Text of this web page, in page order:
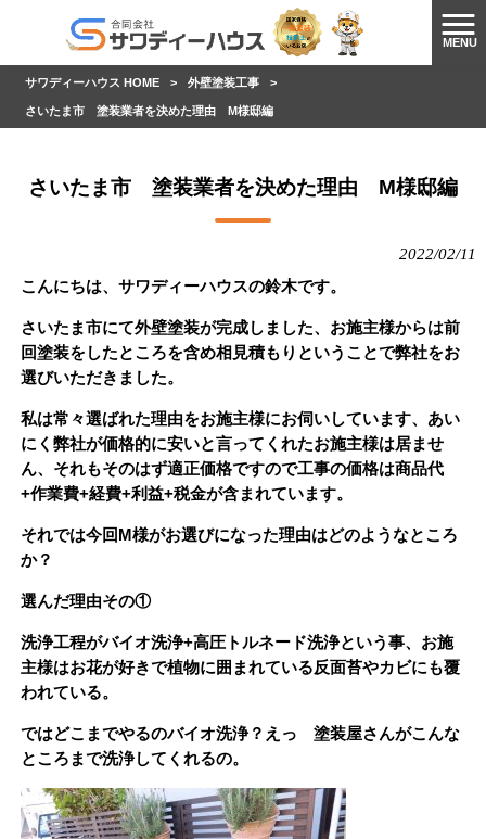
MENU
サワディーハウス HOME > 外壁塗装工事 >
さいたま市 塗装業者を決めた理由 M様邸編
さいたま市 塗装業者を決めた理由 M様邸編
2022/02/11
こんにちは、サワディーハウスの鈴木です。
さいたま市にて外壁塗装が完成しました、お施主様からは前
回塗装をしたところを含め相見積もりということで弊社をお
選びいただきました。
私は常々選ばれた理由をお施主様にお伺いしています、あい
にく弊社が価格的に安いと言ってくれたお施主様は居ませ
ん、それもそのはず適正価格ですので工事の価格は商品代
+作業費+経費+利益+税金が含まれています。
それでは今回M様がお選びになった理由はどのようなところ
か？
選んだ理由その①
洗浄工程がバイオ洗浄+高圧トルネード洗浄という事、お施
主様はお花が好きで植物に囲まれている反面苔やカビにも覆
われている。
ではどこまでやるのバイオ洗浄？えっ 塗装屋さんがこんな
ところまで洗浄してくれるの。